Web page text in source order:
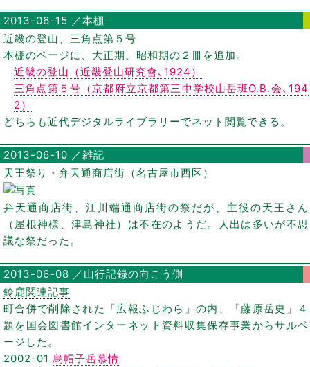
2013-06-15 ／本棚
近畿の登山、三角点第５号
本棚のページに、大正期、昭和期の２冊を追加。
近畿の登山（近畿登山研究會､1924）
三角点第５号（京都府立京都第三中学校山岳班O.B.会､194
2）
どちらも近代デジタルライブラリーでネット閲覧できる。
2013-06-10 ／雑記
天王祭り・弁天通商店街（名古屋市西区）
弁天通商店街、江川端通商店街の祭だが、主役の天王さん
（屋根神様、津島神社）は不在のようだ。人出は多いが不思
議な祭だった。
2013-06-08 ／山行記録の向こう側
鈴鹿関連記事
町合併で削除された「広報ふじわら」の内、「藤原岳史」４
題を国会図書館インターネット資料収集保存事業からサルベ
ージした。
2002-01 烏帽子岳慕情